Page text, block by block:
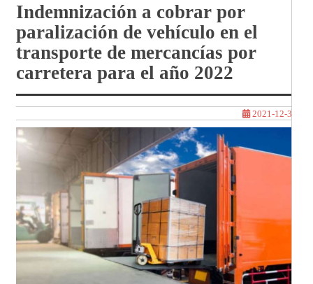
Indemnización a cobrar por
paralización de vehículo en el
transporte de mercancías por
carretera para el año 2022
2021-12-30